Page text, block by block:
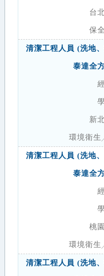
台
保
泰達全
新
環境衛
泰達全
桃
環境衛